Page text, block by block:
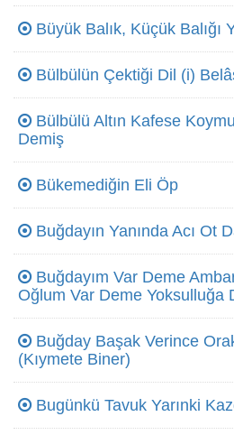
Büyük Balık, Küçük Balığı
Bülbülün Çektiği Dil (i)
Bülbülü Altın Kafese
Demiş
Bükemediğin Eli Öp
Buğdayın Yanında Acı Ot
Buğdayım Var Deme
Oğlum Var Deme Yoksulluğa
Buğday Başak Verince
(Kıymete Biner)
Bugünkü Tavuk Yarınki